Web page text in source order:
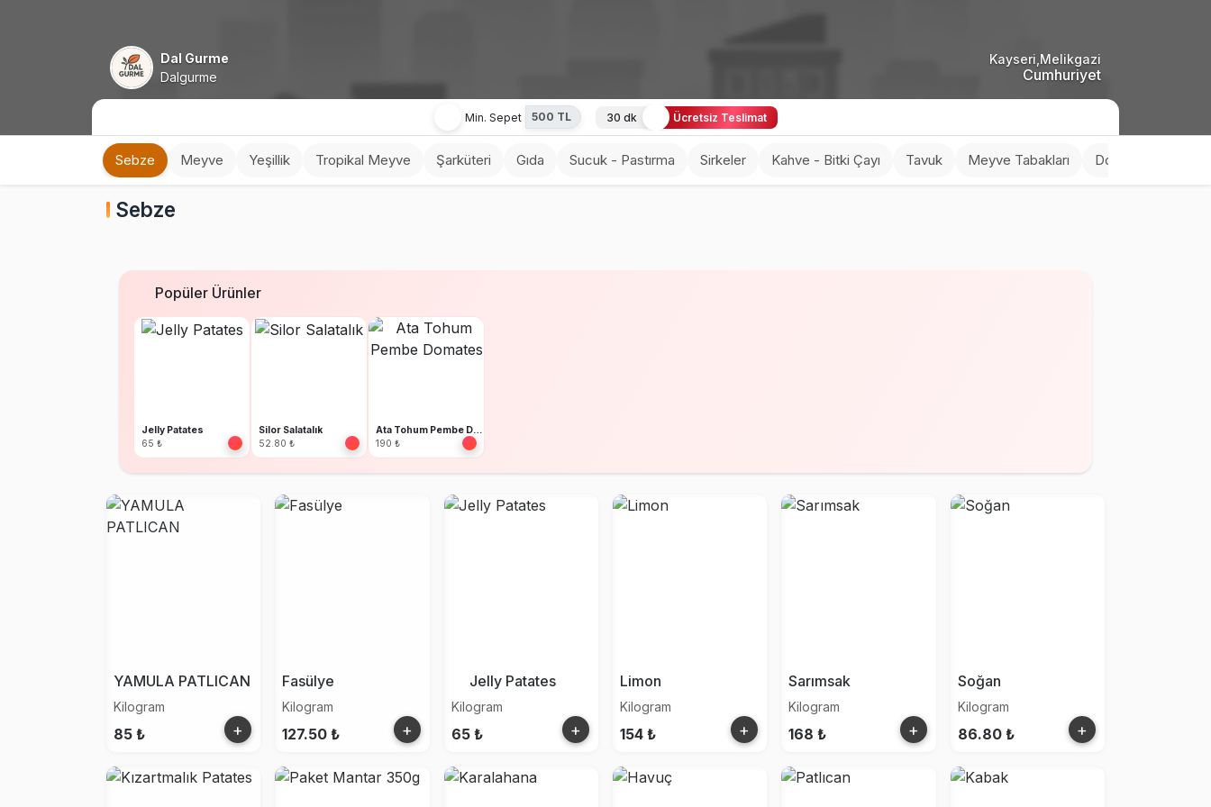
Dal Gurme
Dalgurme
Kayseri,Melikgazi
Cumhuriyet
Min. Sepet 500 TL 30 dk Ücretsiz Teslimat
Sebze Meyve Yeşillik Tropikal Meyve Şarküteri Gıda Sucuk - Pastırma Sirkeler Kahve - Bitki Çayı Tavuk Meyve Tabakları Dondurma
Sebze
Popüler Ürünler
Jelly Patates
65 ₺
Silor Salatalık
52.80 ₺
Ata Tohum Pembe Domates
190 ₺
YAMULA PATLICAN
Kilogram
85 ₺ +
Fasülye
Kilogram
127.50 ₺ +
Jelly Patates
Kilogram
65 ₺ +
Limon
Kilogram
154 ₺ +
Sarımsak
Kilogram
168 ₺ +
Soğan
Kilogram
86.80 ₺ +